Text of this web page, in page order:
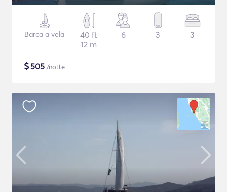
Barca a vela
40 ft
12 m
6 3 3
$505 /notte